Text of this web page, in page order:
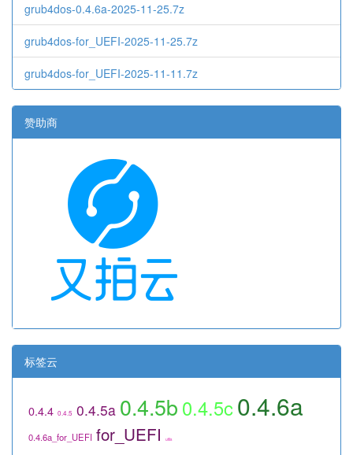
grub4dos-0.4.6a-2025-11-25.7z
grub4dos-for_UEFI-2025-11-25.7z
grub4dos-for_UEFI-2025-11-11.7z
赞助商
标签云
0.4.4 0.4.5 0.4.5a 0.4.5b 0.4.5c0.4.6a
0.4.6a_for_UEFI for_UEFI utils